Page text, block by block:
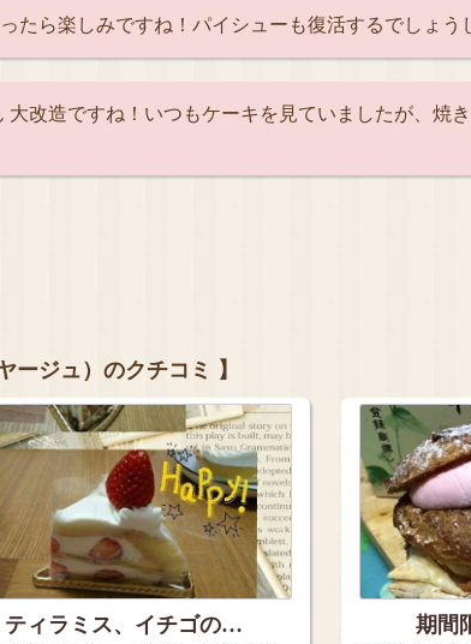
たら楽しみですね！パイシューも復活するでしょう
大改造ですね！いつもケーキを見ていましたが、焼
ージュ）のクチコミ 】
ティラミス、イチゴの… 期間